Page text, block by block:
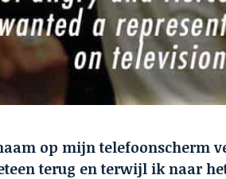
op mijn telefoonscherm
terug en terwijl ik naar